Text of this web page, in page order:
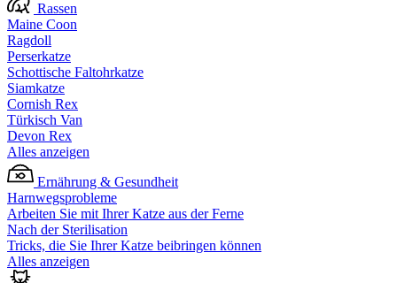
Rassen
Maine Coon
Ragdoll
Perserkatze
Schottische Faltohrkatze
Siamkatze
Cornish Rex
Türkisch Van
Devon Rex
Alles anzeigen
Ernährung & Gesundheit
Harnwegsprobleme
Arbeiten Sie mit Ihrer Katze aus der Ferne
Nach der Sterilisation
Tricks, die Sie Ihrer Katze beibringen können
Alles anzeigen